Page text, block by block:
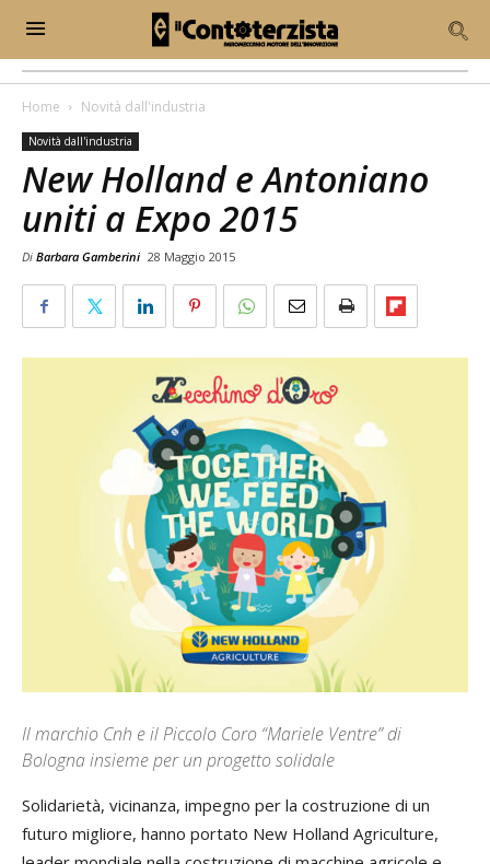
Home Novità dall'industria
Novità dall'industria
New Holland e Antoniano
uniti a Expo 2015
Di Barbara Gamberini 28 Maggio 2015
Il marchio Cnh e il Piccolo Coro “Mariele Ventre” di
Bologna insieme per un progetto solidale
Solidarietà, vicinanza, impegno per la costruzione di un
futuro migliore, hanno portato New Holland Agriculture,